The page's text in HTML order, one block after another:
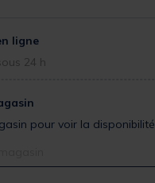
ligne
24 h
pour voir la disponibilité